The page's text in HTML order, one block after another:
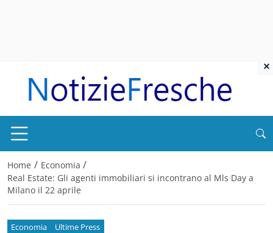
Home / Economia /
Real Estate: Gli agenti immobiliari si incontrano al Mls Day a
Milano il 22 aprile
Economia Ultime Press
×